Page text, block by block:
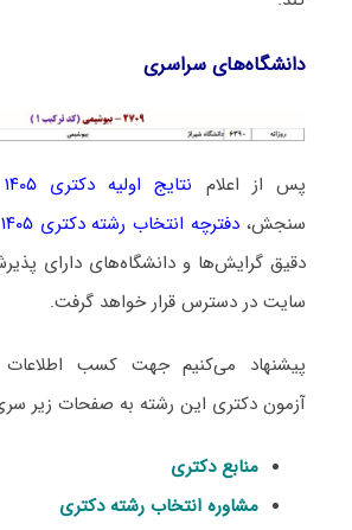
دانشگاه‌های سراسری
پس از اعلام نتایج اولیه دکتری ۱۴۰۵
سنجش، دفترچه انتخاب رشته دکتری ۱۴۰۵
دقیق گرایش‌ها و دانشگاه‌های دارای
سایت در دسترس قرار خواهد گرفت.
پیشنهاد می‌کنیم جهت کسب
آزمون دکتری این رشته به صفحات زیر
منابع دکتری
مشاوره انتخاب رشته دکتری